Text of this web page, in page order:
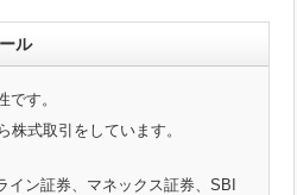
ル
です。
株式取引をしています。
イン証券、マネックス証券、SBI